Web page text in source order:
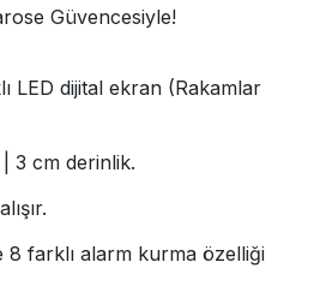
Güvencesiyle!
LED dijital ekran (Rakamlar
3 cm derinlik.
8 farklı alarm kurma özelliği